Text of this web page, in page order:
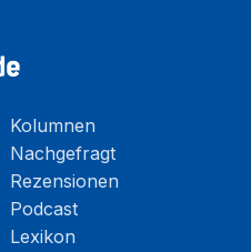
Kolumnen
Nachgefragt
Rezensionen
Podcast
Lexikon